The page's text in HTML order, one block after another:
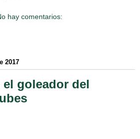
hay comentarios:
2017
goleador del